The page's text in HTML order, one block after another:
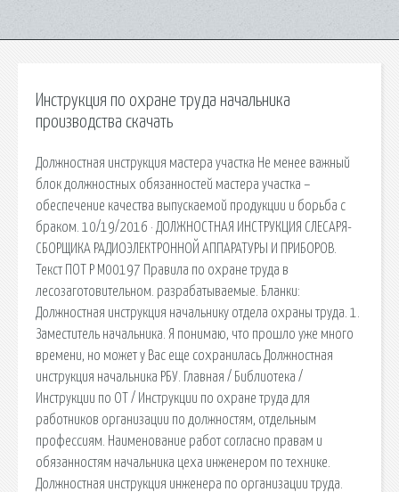
Инструкция по охране труда начальника
производства скачать
Должностная инструкция мастера участка Не менее важный
блок должностных обязанностей мастера участка –
обеспечение качества выпускаемой продукции и борьба с
браком. 10/19/2016 · ДОЛЖНОСТНАЯ ИНСТРУКЦИЯ СЛЕСАРЯ-
СБОРЩИКА РАДИОЭЛЕКТРОННОЙ АППАРАТУРЫ И ПРИБОРОВ.
Текст ПОТ Р М00197 Правила по охране труда в
лесозаготовительном. разрабатываемые. Бланки:
Должностная инструкция начальнику отдела охраны труда. 1.
Заместитель начальника. Я понимаю, что прошло уже много
времени, но может у Вас еще сохранилась Должностная
инструкция начальника РБУ. Главная / Библиотека /
Инструкции по ОТ / Инструкции по охране труда для
работников организации по должностям, отдельным
профессиям. Наименование работ согласно правам и
обязанностям начальника цеха инженером по технике.
Должностная инструкция инженера по организации труда.